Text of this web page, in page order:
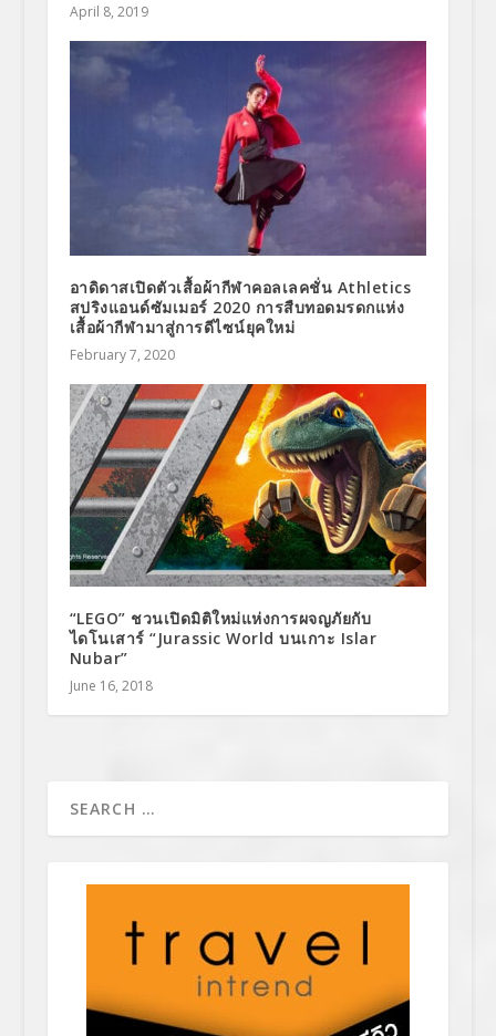
April 8, 2019
อาดิดาสเปิดตัวเสื้อผ้ากีฬาคอลเลคชั่น Athletics
สปริงแอนด์ซัมเมอร์ 2020 การสืบทอดมรดกแห่ง
เสื้อผ้ากีฬามาสู่การดีไซน์ยุคใหม่
February 7, 2020
“LEGO” ชวนเปิดมิติใหม่แห่งการผจญภัยกับ
ไดโนเสาร์ “Jurassic World บนเกาะ Islar
Nubar”
June 16, 2018